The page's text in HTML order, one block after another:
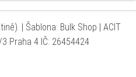
Šablona: Bulk Shop
| ACIT
Praha 4 IČ: 26454424